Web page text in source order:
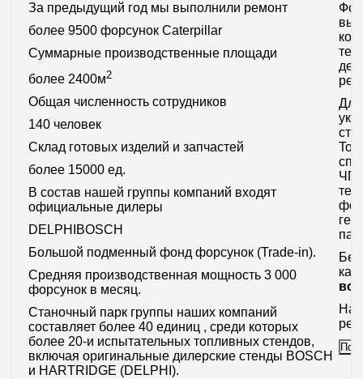
За предыдущий год мы выполнили ремонт
более 9500 форсунок Caterpillar
Суммарные производственные площади
более 2400м2
Общая численность сотрудников
140 человек
Склад готовых изделий и запчастей
более 15000 ед.
В состав нашей группы компаний входят
официальные дилеры
DELPHI BOSCH
Большой подменный фонд форсунок (Trade-in).
Средняя производственная мощность 3 000
форсунок в месяц.
Станочный парк группы наших компаний
составляет более 40 единиц , среди которых
более 20-и испытательных топливных стендов,
включая оригинальные дилерские стенды BOSCH
и HARTRIDGE (DELPHI).
Для
На